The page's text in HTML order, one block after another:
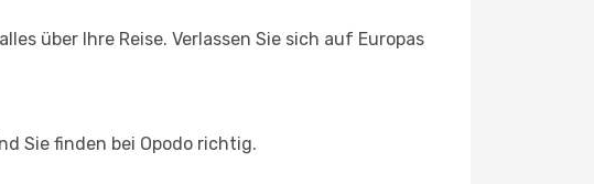
über Ihre Reise. Verlassen Sie sich auf Europas
Sie finden bei Opodo richtig.